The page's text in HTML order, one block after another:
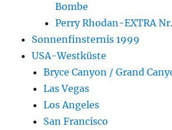
Bombe
Perry Rhodan-EXTRA
Sonnenfinsternis 1999
USA-Westküste
Bryce Canyon / Grand
Las Vegas
Los Angeles
San Francisco